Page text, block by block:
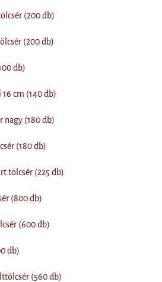
(200 db)
(200 db)
db)
16 cm (140 db)
nagy (180 db)
(180 db)
tölcsér (225 db)
(800 db)
(600 db)
db)
(560 db)